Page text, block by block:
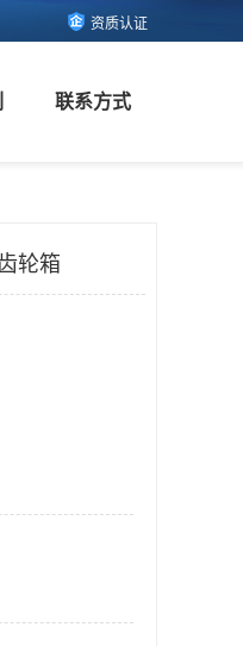
资质认证
联系方式
轮箱